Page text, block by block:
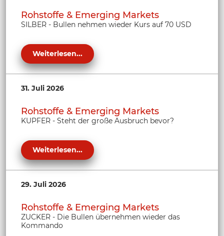
Rohstoffe & Emerging Markets
SILBER - Bullen nehmen wieder Kurs auf 70 USD
Weiterlesen...
31. Juli 2026
Rohstoffe & Emerging Markets
KUPFER - Steht der große Ausbruch bevor?
Weiterlesen...
29. Juli 2026
Rohstoffe & Emerging Markets
ZUCKER - Die Bullen übernehmen wieder das
Kommando